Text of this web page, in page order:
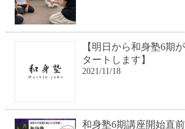
【明日から和身塾6期
タートします】
2021/11/18
和身塾6期講座開始直